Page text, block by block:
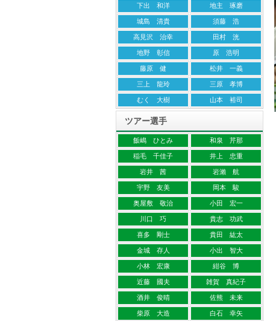
下出 和洋 地主 琢磨
城島 清貴 須藤 浩
高見沢 治幸 田村 洸
地野 彰信 原 浩明
藤原 健 松井 一義
三上 龍玲 三原 孝博
むく 大樹 山本 裕司
ツアー選手
飯嶋 ひとみ 和泉 芹那
稲毛 千佳子 井上 忠重
岩井 茜 岩瀨 航
宇野 友美 岡本 駿
奥屋敷 敬治 小田 宏一
川口 巧 貴志 功武
喜多 剛士 貴田 紘太
金城 存人 小出 智大
小林 宏康 紺谷 博
近藤 國夫 雑賀 真紀子
酒井 俊晴 佐熊 未来
柴原 大造 白石 幸矢